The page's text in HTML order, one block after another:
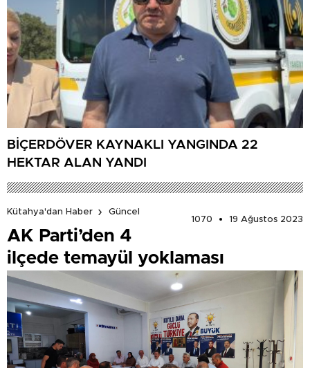
BİÇERDÖVER KAYNAKLI YANGINDA 22
HEKTAR ALAN YANDI
Kütahya'dan Haber
Güncel
1070
19 Ağustos 2023
AK Parti’den 4
ilçede temayül yoklaması